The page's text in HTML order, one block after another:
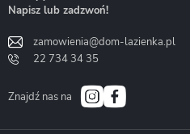
Bath&Spa
Napisz lub zadzwoń!
zamowienia@dom-lazienka.pl
22 734 34 35
Znajdź nas na